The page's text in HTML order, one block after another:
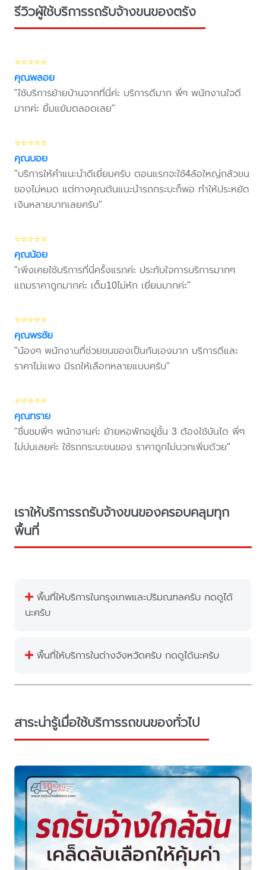
รีวิวผู้ใช้บริการรถรับจ้างขนของตรัง
⭐⭐⭐⭐⭐
คุณพลอย
"ใช้บริการย้ายบ้านจากที่นี่ค่ะ บริการดีมาก พี่ๆ พนักงานใจดี
มากค่ะ ยิ้มแย้มตลอดเลย"
⭐⭐⭐⭐⭐
คุณบอย
"บริการให้คำแนะนำดีเยี่ยมครับ ตอนแรกจะใช้4ล้อใหญ่กลัวขน
ของไม่หมด แต่ทางคุณต้นแนะนำรถกระบะก็พอ ทำให้ประหยัด
เงินหลายบาทเลยครับ"
⭐⭐⭐⭐⭐
คุณน้อย
"เพิ่งเคยใช้บริการที่นี่ครั้งแรกค่ะ ประทับใจการบริการมากๆ
แถมราคาถูกมากค่ะ เต็ม10ไม่หัก เยี่ยมมากค่ะ"
⭐⭐⭐⭐⭐
คุณพรชัย
"น้องๆ พนักงานที่ช่วยขนของเป็นกันเองมาก บริการดีและ
ราคาไม่แพง มีรถให้เลือกหลายแบบครับ"
⭐⭐⭐⭐⭐
คุณทราย
"ชื่นชมพี่ๆ พนักงานค่ะ ย้ายหอพักอยู่ชั้น 3 ต้องใช้บันได พี่ๆ
ไม่บ่นเลยค่ะ ใช้รถกระบะขนของ ราคาถูกไม่บวกเพิ่มด้วย"
เราให้บริการรถรับจ้างขนของครอบคลุมทุก
พื้นที่
พื้นที่ให้บริการในกรุงเทพและปริมณฑลครับ กดดูได้
นะครับ
พื้นที่ให้บริการในต่างจังหวัดครับ กดดูได้นะครับ
สาระน่ารู้เมื่อใช้บริการรถขนของทั่วไป